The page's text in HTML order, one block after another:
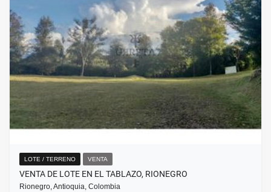
LOTE / TERRENO VENTA
VENTA DE LOTE EN EL TABLAZO, RIONEGRO
Rionegro, Antioquia, Colombia